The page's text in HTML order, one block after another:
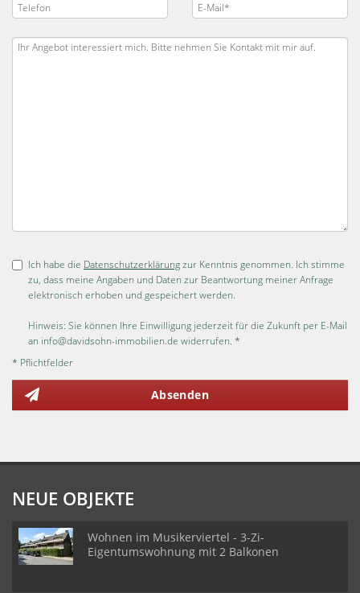
Ich habe die Datenschutzerklärungzur Kenntnis genommen. Ich stimme
zu, dass meine Angaben und Daten zur Beantwortung meiner Anfrage
elektronisch erhoben und gespeichert werden.
Hinweis: Sie können Ihre Einwilligung jederzeit für die Zukunft per E-Mail
an info@davidsohn-immobilien.de widerrufen. *
* Pflichtfelder
Absenden
NEUE OBJEKTE
Wohnen im Musikerviertel - 3-Zi-
Eigentumswohnung mit 2 Balkonen